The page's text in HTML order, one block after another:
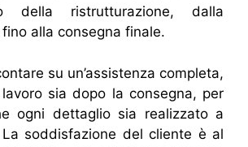
della ristrutturazione, dalla
alla consegna finale.
su un’assistenza completa,
sia dopo la consegna, per
ogni dettaglio sia realizzato a
La soddisfazione del cliente è al